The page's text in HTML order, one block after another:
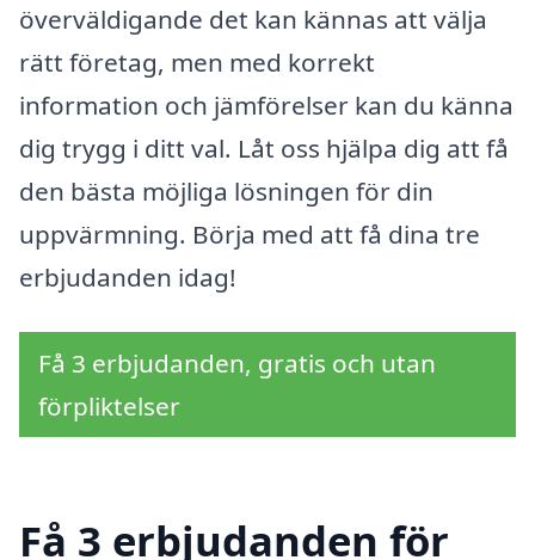
överväldigande det kan kännas att välja
rätt företag, men med korrekt
information och jämförelser kan du känna
dig trygg i ditt val. Låt oss hjälpa dig att få
den bästa möjliga lösningen för din
uppvärmning. Börja med att få dina tre
erbjudanden idag!
Få 3 erbjudanden, gratis och utan
förpliktelser
Få 3 erbjudanden för